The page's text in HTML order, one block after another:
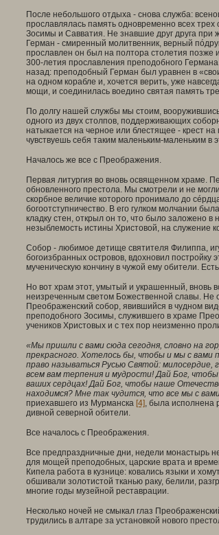
После небольшого отдыха - снова служба:
прославлялась память одновременно всех
Зосимы и Савватия. Не знавшие друг друга
Герман - смиренный молитвенник, верный
прославлен он был на полтора столетия позже
300-летия прославления преподобного
назад: преподобный Герман был уравнен в
на одном корабле и, хочется верить, уже
мощи, и соединилась воедино святая память
По долгу нашей службы мы стоим,
одного из двух столпов, поддерживающих
натыкается на черное или блестящее - крест
чувствуешь себя таким маленьким-маленьким в
Началось же все с Преображения.
Первая литургия во вновь освященном храме.
обновленного престола. Мы смотрели и не
скорбное величие которого пронимало до
богоотступничество. В его гулком молчании
кладку стен, открыл он то, что было заложено
незыблемость истины Христовой, на служение
Собор - любимое детище святителя Филиппа,
богоизбранных островов, вдохновил постройку
мученическую кончину в чужой ему обители.
Но вот храм этот, умытый и украшенный, вновь
неизреченным светом Божественной славы. Не
Преображенский собор, явившийся в чудном
преподобного Зосимы, служившего в храме
учеников Христовых и с тех пор неизменно
«Мы пришли с вами сюда сегодня, словно на
прекрасного. Хотелось бы, чтобы и мы с вами
право называться Русью Святой:
всем вам терпения и мудрости! Дай Бог,
ваших сердцах! Дай Бог, чтобы наше
находимся? Мне так чудится, что все мы с
приехавшего из Мурманска [4], была исполнена
дивной северной обители.
Все началось с Преображения.
Все предпраздничные дни, недели монастырь
для мощей преподобных, царские врата и
Кипела работа в кузнице: ковались языки и
обшивали золотистой тканью раку, белили,
многие годы музейной реставрации.
Несколько ночей не смыкал глаз
трудились в алтаре за установкой нового